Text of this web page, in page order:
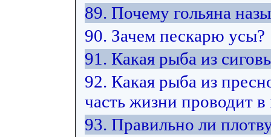
89. Почему гольяна
90. Зачем пескарю усы?
91. Какая рыба из
92. Какая рыба из
часть жизни проводит
93. Правильно ли